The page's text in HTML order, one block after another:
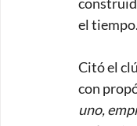
el tiempo.
Citó el
con
uno,